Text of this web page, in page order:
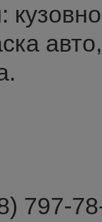
797-